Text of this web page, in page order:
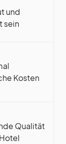
und
sein
Kosten
Qualität